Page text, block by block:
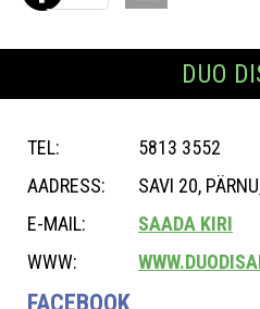
DUO
TEL:
5813 3552
AADRESS:
SAVI 20,
E-MAIL:
SAADA KIRI
WWW:
FACEBOOK